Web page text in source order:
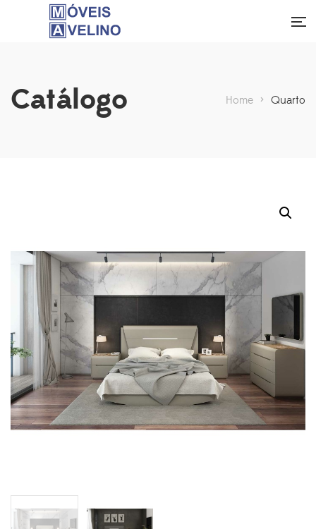
Catálogo Home > Quarto